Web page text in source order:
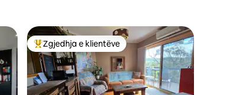
Më të mirat e zgjedhjeve të klientëve
Zgjedhja e klientëve